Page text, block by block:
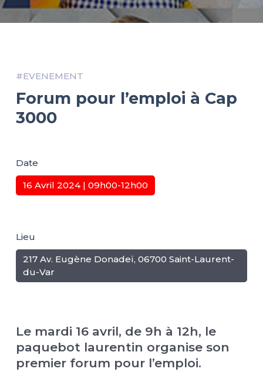
#EVENEMENT
Forum pour l’emploi à Cap
3000
Date
16 Avril 2024 | 09h00-12h00
Lieu
217 Av. Eugène Donadeï, 06700 Saint-Laurent-
du-Var
Le mardi 16 avril, de 9h à 12h, le
paquebot laurentin organise son
premier forum pour l’emploi.